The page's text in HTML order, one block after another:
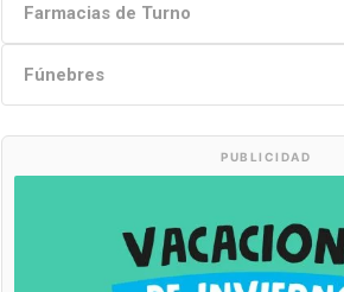
Farmacias de Turno
Fúnebres
PUBLICIDAD